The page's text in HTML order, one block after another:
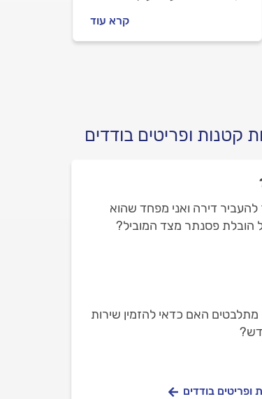
חברת הובלה, איך מתנהלים
מולו וכמה תעלה לכם ההובלה.
קרא עוד
קטנות ופריטים בודדים
דירה ואני מפחד שהוא
הובלת פסנתר מצד המוביל?
מתלבטים האם כדאי להזמין שירות
ופריטים בודדים